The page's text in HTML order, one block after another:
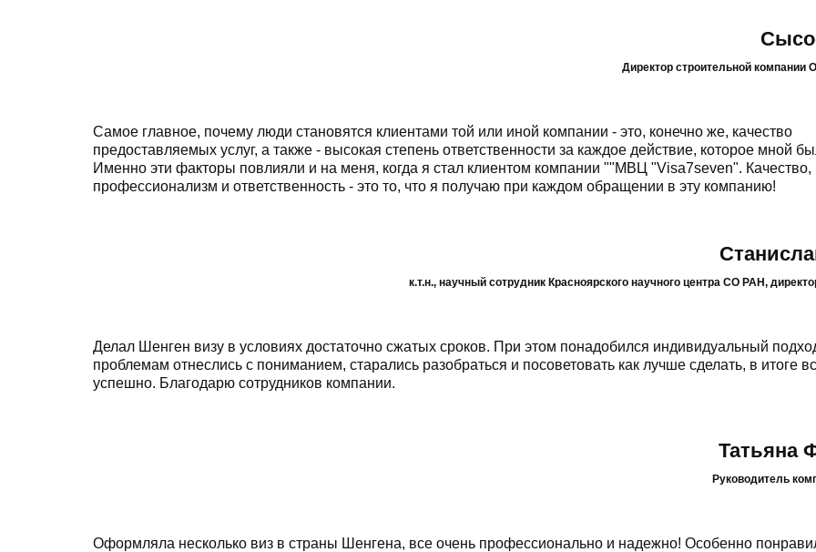
Директор строительной
Самое главное, почему люди становятся клиентами той или иной компании - это, конечно же, качество
предоставляемых услуг, а также - высокая степень ответственности за каждое действие, которое мной
Именно эти факторы повлияли и на меня, когда я стал клиентом компании ""МВЦ "Visa7seven". Качество,
профессионализм и ответственность - это то, что я получаю при каждом обращении в эту компанию!
к.т.н., научный сотрудник Красноярского научного центра СО РАН,
Делал Шенген визу в условиях достаточно сжатых сроков. При этом понадобился индивидуальный
проблемам отнеслись с пониманием, старались разобраться и посоветовать как лучше сделать, в итоге
успешно. Благодарю сотрудников компании.
Татьяна
Руководитель
Оформляла несколько виз в страны Шенгена, все очень профессионально и надежно! Особенно